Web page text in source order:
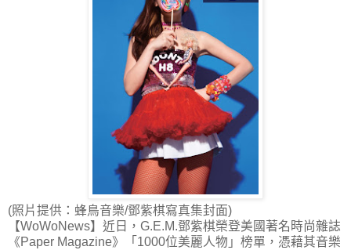
(照片提供：蜂鳥音樂/鄧紫棋寫真集封面)
【WoWoNews】近日，G.E.M.鄧紫棋榮登美國著名時尚雜誌
《Paper Magazine》「1000位美麗人物」榜單，憑藉其音樂